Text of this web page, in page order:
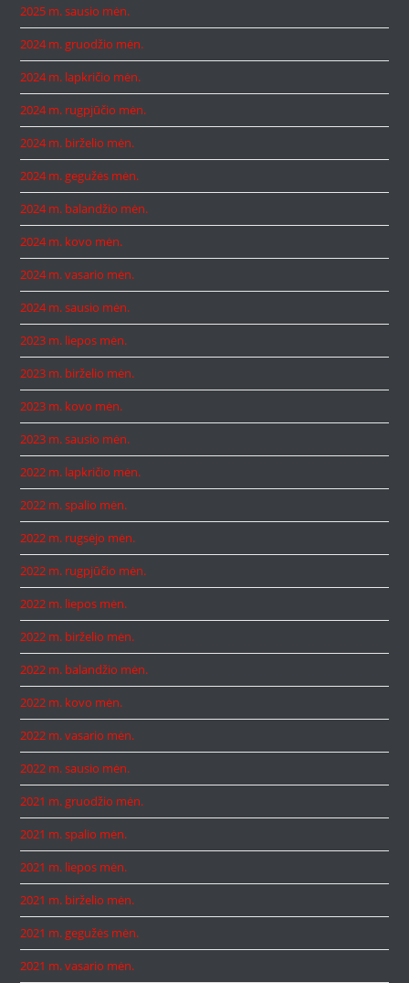
2025 m. sausio mėn.
2024 m. gruodžio mėn.
2024 m. lapkričio mėn.
2024 m. rugpjūčio mėn.
2024 m. birželio mėn.
2024 m. gegužės mėn.
2024 m. balandžio mėn.
2024 m. kovo mėn.
2024 m. vasario mėn.
2024 m. sausio mėn.
2023 m. liepos mėn.
2023 m. birželio mėn.
2023 m. kovo mėn.
2023 m. sausio mėn.
2022 m. lapkričio mėn.
2022 m. spalio mėn.
2022 m. rugsėjo mėn.
2022 m. rugpjūčio mėn.
2022 m. liepos mėn.
2022 m. birželio mėn.
2022 m. balandžio mėn.
2022 m. kovo mėn.
2022 m. vasario mėn.
2022 m. sausio mėn.
2021 m. gruodžio mėn.
2021 m. spalio mėn.
2021 m. liepos mėn.
2021 m. birželio mėn.
2021 m. gegužės mėn.
2021 m. vasario mėn.